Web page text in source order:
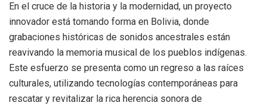
En el cruce de la historia y la modernidad, un proyecto
innovador está tomando forma en Bolivia, donde
grabaciones históricas de sonidos ancestrales están
reavivando la memoria musical de los pueblos indígenas.
Este esfuerzo se presenta como un regreso a las raíces
culturales, utilizando tecnologías contemporáneas para
rescatar y revitalizar la rica herencia sonora de